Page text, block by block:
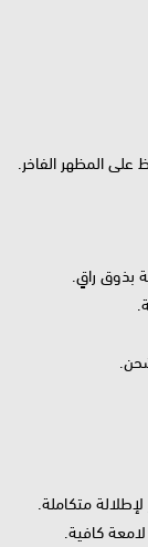
على المظهر الفاخر.
بذوق راقٍ.
متكاملة.
كافية.